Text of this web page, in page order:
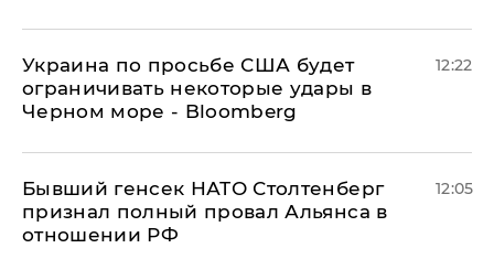
Украина по просьбе США будет
ограничивать некоторые удары в
Черном море - Bloomberg
12:22
Бывший генсек НАТО Столтенберг
признал полный провал Альянса в
отношении РФ
12:05